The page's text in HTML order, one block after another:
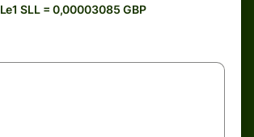
Le1 SLL = 0,00003085 GBP